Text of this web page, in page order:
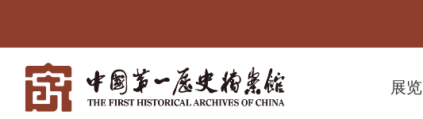
展览